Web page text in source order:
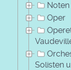
Noten
Oper
Solisten